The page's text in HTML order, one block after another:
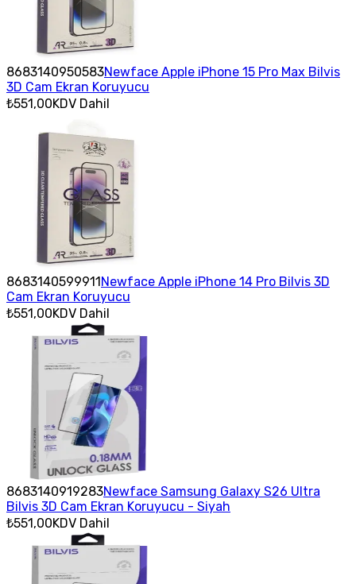
8683140950583Newface Apple iPhone 15 Pro Max Bilvis
3D Cam Ekran Koruyucu
₺551,00KDV Dahil
8683140599911Newface Apple iPhone 14 Pro Bilvis 3D
Cam Ekran Koruyucu
₺551,00KDV Dahil
8683140919283Newface Samsung Galaxy S26 Ultra
Bilvis 3D Cam Ekran Koruyucu - Siyah
₺551,00KDV Dahil